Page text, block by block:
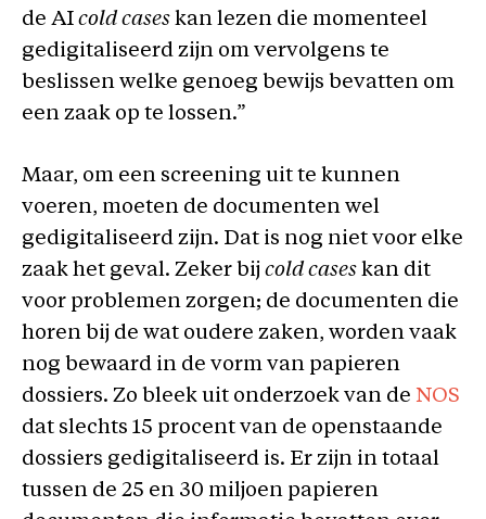
de AI cold cases kan lezen die momenteel
gedigitaliseerd zijn om vervolgens te
beslissen welke genoeg bewijs bevatten om
een zaak op te lossen.”
Maar, om een screening uit te kunnen
voeren, moeten de documenten wel
gedigitaliseerd zijn. Dat is nog niet voor elke
zaak het geval. Zeker bij cold cases kan dit
voor problemen zorgen; de documenten die
horen bij de wat oudere zaken, worden vaak
nog bewaard in de vorm van papieren
dossiers. Zo bleek uit onderzoek van de NOS
dat slechts 15 procent van de openstaande
dossiers gedigitaliseerd is. Er zijn in totaal
tussen de 25 en 30 miljoen papieren